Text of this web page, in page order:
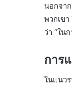
นอกจา
พวกเข
ว่า “ใน
การ
ในแนว